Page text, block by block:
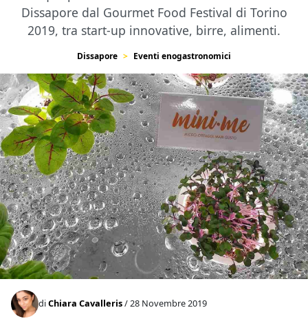
Dissapore dal Gourmet Food Festival di Torino
2019, tra start-up innovative, birre, alimenti.
Dissapore Eventi enogastronomici
diChiara Cavalleris/ 28 Novembre 2019